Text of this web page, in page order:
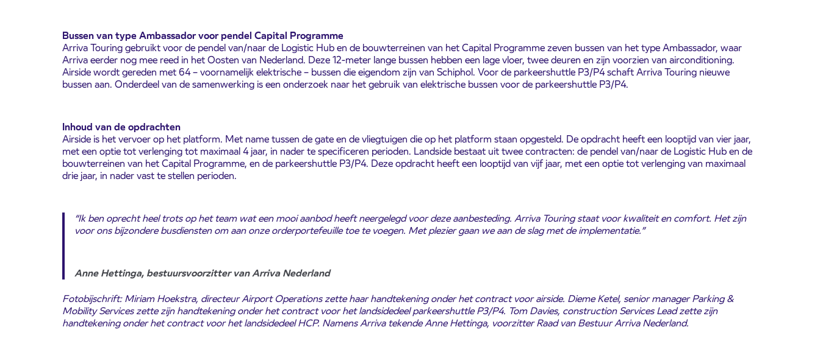
Bussen van type Ambassador voor pendel Capital Programme
Arriva Touring gebruikt voor de pendel van/naar de Logistic Hub en de bouwterreinen van het Capital Programme zeven bussen van het type Ambassador, waar
Arriva eerder nog mee reed in het Oosten van Nederland. Deze 12-meter lange bussen hebben een lage vloer, twee deuren en zijn voorzien van airconditioning.
Airside wordt gereden met 64 – voornamelijk elektrische – bussen die eigendom zijn van Schiphol. Voor de parkeershuttle P3/P4 schaft Arriva Touring nieuwe
bussen aan. Onderdeel van de samenwerking is een onderzoek naar het gebruik van elektrische bussen voor de parkeershuttle P3/P4.
Inhoud van de opdrachten
Airside is het vervoer op het platform. Met name tussen de gate en de vliegtuigen die op het platform staan opgesteld. De opdracht heeft een looptijd van vier jaar,
met een optie tot verlenging tot maximaal 4 jaar, in nader te specificeren perioden. Landside bestaat uit twee contracten: de pendel van/naar de Logistic Hub en de
bouwterreinen van het Capital Programme, en de parkeershuttle P3/P4. Deze opdracht heeft een looptijd van vijf jaar, met een optie tot verlenging van maximaal
drie jaar, in nader vast te stellen perioden.
“Ik ben oprecht heel trots op het team wat een mooi aanbod heeft neergelegd voor deze aanbesteding. Arriva Touring staat voor kwaliteit en comfort. Het zijn
voor ons bijzondere busdiensten om aan onze orderportefeuille toe te voegen. Met plezier gaan we aan de slag met de implementatie.”
Anne Hettinga, bestuursvoorzitter van Arriva Nederland
Fotobijschrift: Miriam Hoekstra, directeur Airport Operations zette haar handtekening onder het contract voor airside. Dieme Ketel, senior manager Parking &
Mobility Services zette zijn handtekening onder het contract voor het landsidedeel parkeershuttle P3/P4. Tom Davies, construction Services Lead zette zijn
handtekening onder het contract voor het landsidedeel HCP. Namens Arriva tekende Anne Hettinga, voorzitter Raad van Bestuur Arriva Nederland.